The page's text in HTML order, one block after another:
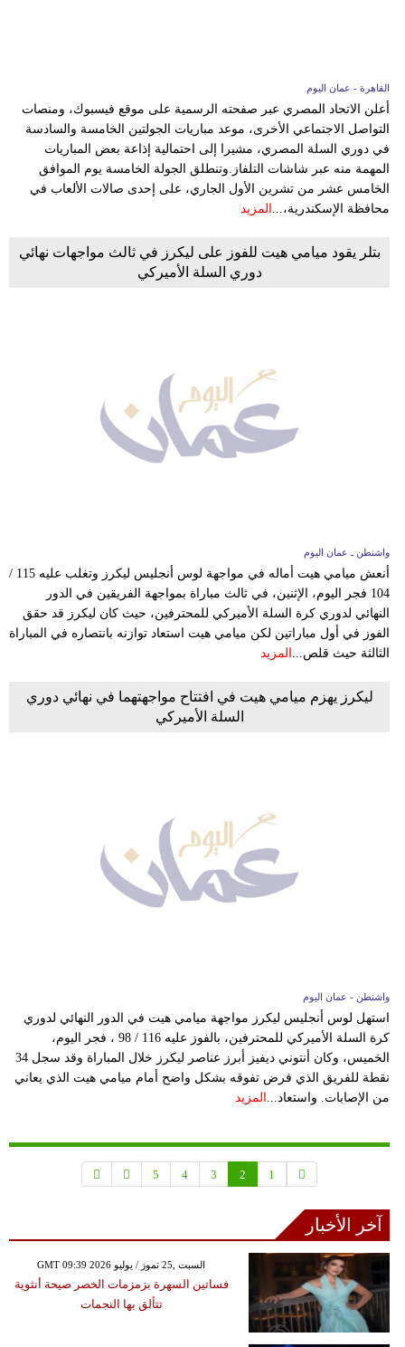
القاهرة - عمان اليوم
أعلن الاتحاد المصري عبر صفحته الرسمية على موقع فيسبوك، ومنصات
التواصل الاجتماعي الأخرى، موعد مباريات الجولتين الخامسة والسادسة
في دوري السلة المصري، مشيرا إلى احتمالية إذاعة بعض المباريات
المهمة منه عبر شاشات التلفاز.وتنطلق الجولة الخامسة يوم الموافق
الخامس عشر من تشرين الأول الجاري، على إحدى صالات الألعاب في
محافظة الإسكندرية،... المزيد
بتلر يقود ميامي هيت للفوز على ليكرز في ثالث مواجهات نهائي
دوري السلة الأميركي
واشنطن ـ عمان اليوم
أنعش ميامي هيت أماله في مواجهة لوس أنجليس ليكرز وتغلب عليه 115 /
104 فجر اليوم، الإثنين، في ثالث مباراة بمواجهة الفريقين في الدور
النهائي لدوري كرة السلة الأميركي للمحترفين، حيث كان ليكرز قد حقق
الفوز في أول مباراتين لكن ميامي هيت استعاد توازنه بانتصاره في المباراة
الثالثة حيث قلص... المزيد
ليكرز يهزم ميامي هيت في افتتاح مواجهتهما في نهائي دوري
السلة الأميركي
واشنطن - عمان اليوم
استهل لوس أنجليس ليكرز مواجهة ميامي هيت في الدور النهائي لدوري
كرة السلة الأميركي للمحترفين، بالفوز عليه 116 / 98 ، فجر اليوم،
الخميس، وكان أنتوني ديفيز أبرز عناصر ليكرز خلال المباراة وقد سجل 34
نقطة للفريق الذي فرض تفوقه بشكل واضح أمام ميامي هيت الذي يعاني
من الإصابات. واستعاد... المزيد
1
2
3
4
5
آخر الأخبار
GMT 09:39 2026 السبت ,25 تموز / يوليو
فساتين السهرة بزمزمات الخصر صيحة أنثوية
تتألق بها النجمات